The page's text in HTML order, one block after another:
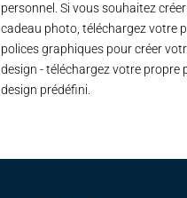
personnel. Si vous souhaitez
cadeau photo, téléchargez votre
polices graphiques pour créer
design - téléchargez votre propre
design prédéfini.